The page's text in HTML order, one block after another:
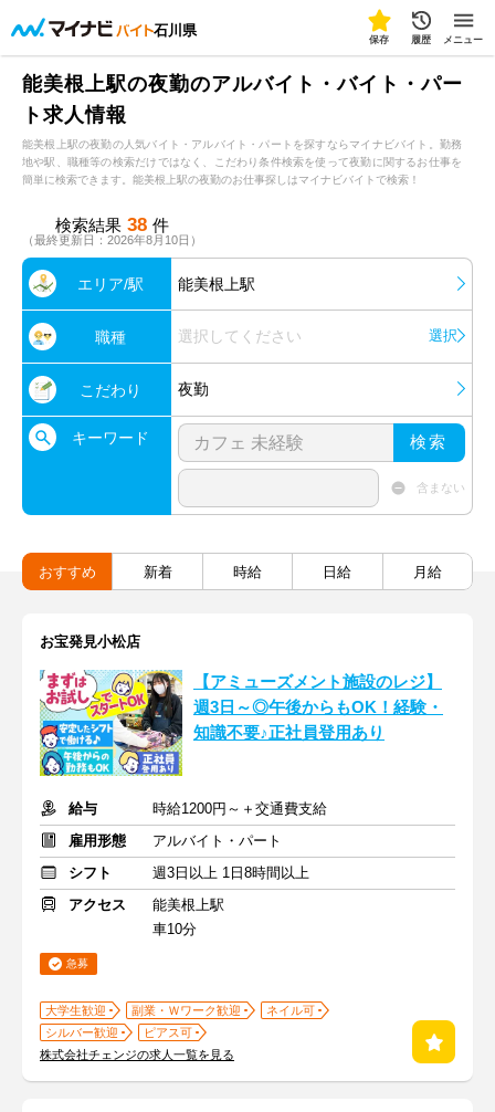
石川県
保存 履歴 メニュー
能美根上駅の夜勤のアルバイト・バイト・パー
ト求人情報
能美根上駅の夜勤の人気バイト・アルバイト・パートを探すならマイナビバイト。勤務
地や駅、職種等の検索だけではなく、こだわり条件検索を使って夜勤に関するお仕事を
簡単に検索できます。能美根上駅の夜勤のお仕事探しはマイナビバイトで検索！
検索結果 38 件
（最終更新日：2026年8月10日）
エリア/駅 能美根上駅
職種 選択してください 選択
こだわり 夜勤
キーワード 検索
含まない
おすすめ 新着 時給 日給 月給
お宝発見小松店
【アミューズメント施設のレジ】
週3日～◎午後からもOK！経験・
知識不要♪正社員登用あり
給与
時給1200円～＋交通費支給
雇用形態
アルバイト・パート
シフト
週3日以上 1日8時間以上
アクセス
能美根上駅
車10分
急募
大学生歓迎 副業・Ｗワーク歓迎
ネイル可
シルバー歓迎
ピアス可
株式会社チェンジの求人一覧を見る